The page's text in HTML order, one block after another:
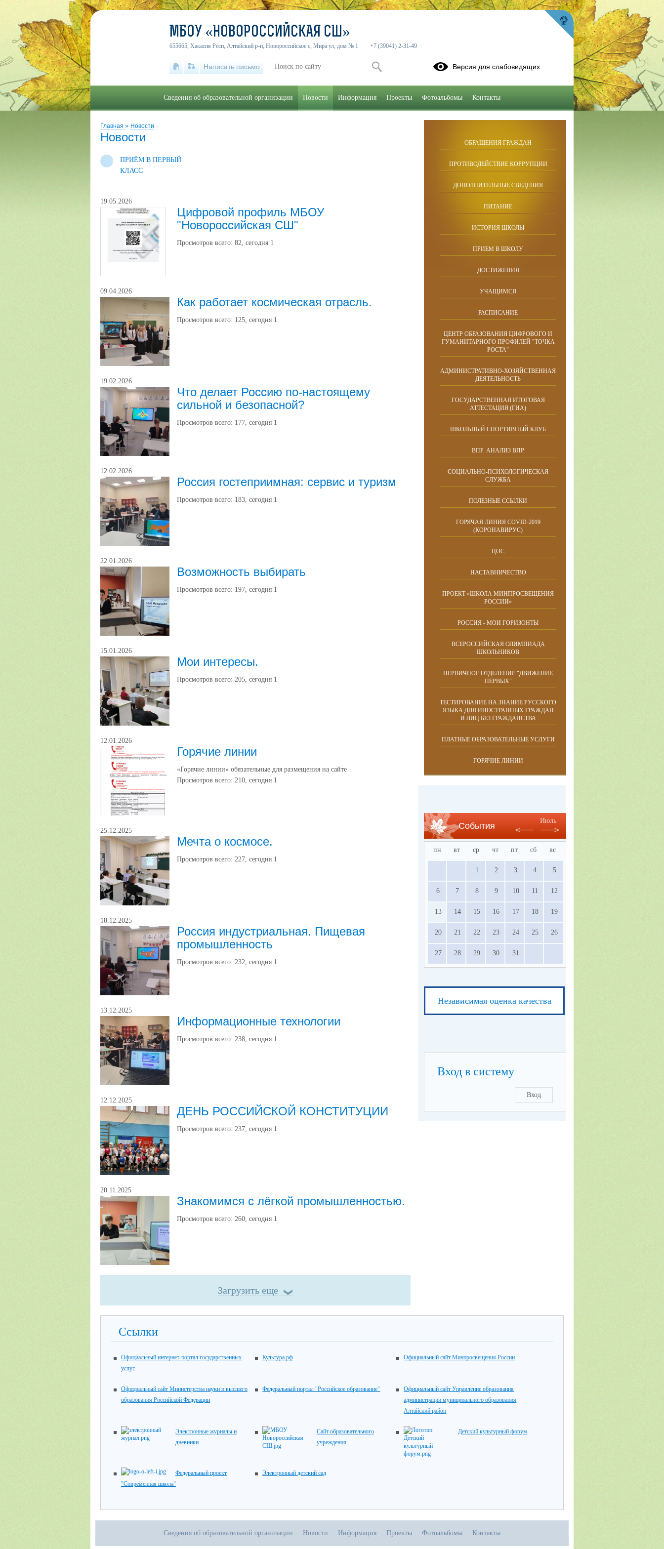
Главная » Новости
Новости
ПРИЁМ В ПЕРВЫЙ
КЛАСС
19.05.2026
Цифровой профиль МБОУ
"Новороссийская СШ"
Просмотров всего: 82, сегодня 1
09.04.2026
Как работает космическая отрасль.
Просмотров всего: 125, сегодня 1
19.02.2026
Что делает Россию по-настоящему
сильной и безопасной?
Просмотров всего: 177, сегодня 1
12.02.2026
Россия гостеприимная: сервис и туризм
Просмотров всего: 183, сегодня 1
22.01.2026
Возможность выбирать
Просмотров всего: 197, сегодня 1
15.01.2026
Мои интересы.
Просмотров всего: 205, сегодня 1
12.01.2026
Горячие линии
«Горячие линии» обязательные для размещения на сайте
Просмотров всего: 210, сегодня 1
25.12.2025
Мечта о космосе.
Просмотров всего: 227, сегодня 1
18.12.2025
Россия индустриальная. Пищевая
промышленность
Просмотров всего: 232, сегодня 1
13.12.2025
Информационные технологии
Просмотров всего: 238, сегодня 1
12.12.2025
ДЕНЬ РОССИЙСКОЙ КОНСТИТУЦИИ
Просмотров всего: 237, сегодня 1
20.11.2025
Знакомимся с лёгкой промышленностью.
Просмотров всего: 260, сегодня 1
Загрузить еще
ОБРАЩЕНИЯ ГРАЖДАН
ПРОТИВОДЕЙСТВИЕ КОРРУПЦИИ
ДОПОЛНИТЕЛЬНЫЕ СВЕДЕНИЯ
ПИТАНИЕ
ИСТОРИЯ ШКОЛЫ
ПРИЕМ В ШКОЛУ
ДОСТИЖЕНИЯ
УЧАЩИМСЯ
РАСПИСАНИЕ
ЦЕНТР ОБРАЗОВАНИЯ ЦИФРОВОГО И
ГУМАНИТАРНОГО ПРОФИЛЕЙ "ТОЧКА
РОСТА"
АДМИНИСТРАТИВНО-ХОЗЯЙСТВЕННАЯ
ДЕЯТЕЛЬНОСТЬ
ГОСУДАРСТВЕННАЯ ИТОГОВАЯ
АТТЕСТАЦИЯ (ГИА)
ШКОЛЬНЫЙ СПОРТИВНЫЙ КЛУБ
ВПР. АНАЛИЗ ВПР
СОЦИАЛЬНО-ПСИХОЛОГИЧЕСКАЯ
СЛУЖБА
ПОЛЕЗНЫЕ ССЫЛКИ
ГОРЯЧАЯ ЛИНИЯ COVID-2019
(КОРОНАВИРУС)
ЦОС
НАСТАВНИЧЕСТВО
ПРОЕКТ «ШКОЛА МИНПРОСВЕЩЕНИЯ
РОССИИ»
РОССИЯ - МОИ ГОРИЗОНТЫ
ВСЕРОССИЙСКАЯ ОЛИМПИАДА
ШКОЛЬНИКОВ
ПЕРВИЧНОЕ ОТДЕЛЕНИЕ "ДВИЖЕНИЕ
ПЕРВЫХ"
ТЕСТИРОВАНИЕ НА ЗНАНИЕ РУССКОГО
ЯЗЫКА ДЛЯ ИНОСТРАННЫХ ГРАЖДАН
И ЛИЦ БЕЗ ГРАЖДАНСТВА
ПЛАТНЫЕ ОБРАЗОВАТЕЛЬНЫЕ УСЛУГИ
ГОРЯЧИЕ ЛИНИИ
События
Июль
пн вт ср чт пт сб вс
1 2 3 4 5
6 7 8 9 10 11 12
13 14 15 16 17 18 19
20 21 22 23 24 25 26
27 28 29 30 31
Независимая оценка качества
Вход в систему
Вход
Ссылки
Официальный интернет-портал государственных
услуг
Культура.рф Официальный сайт Минпросвещения России
Официальный сайт Министерства науки и высшего
образования Российской Федерации
Федеральный портал "Российское образование"
Официальный сайт Управление образования
администрации муниципального образования
Алтайский район
Электронные журналы и
дневники
Сайт образовательного
учреждения
Детский культурный форум
Федеральный проект
"Современная школа"
Электронный детский сад
МБОУ «НОВОРОССИЙСКАЯ СШ»
655665, Хакасия Респ, Алтайский р-н, Новороссийское с, Мира ул, дом № 1 +7 (39041) 2-31-49
Написать письмо Версия для слабовидящих
Сведения об образовательной организации Новости Информация Проекты Фотоальбомы Контакты
Сведения об образовательной организации Новости Информация Проекты Фотоальбомы Контакты